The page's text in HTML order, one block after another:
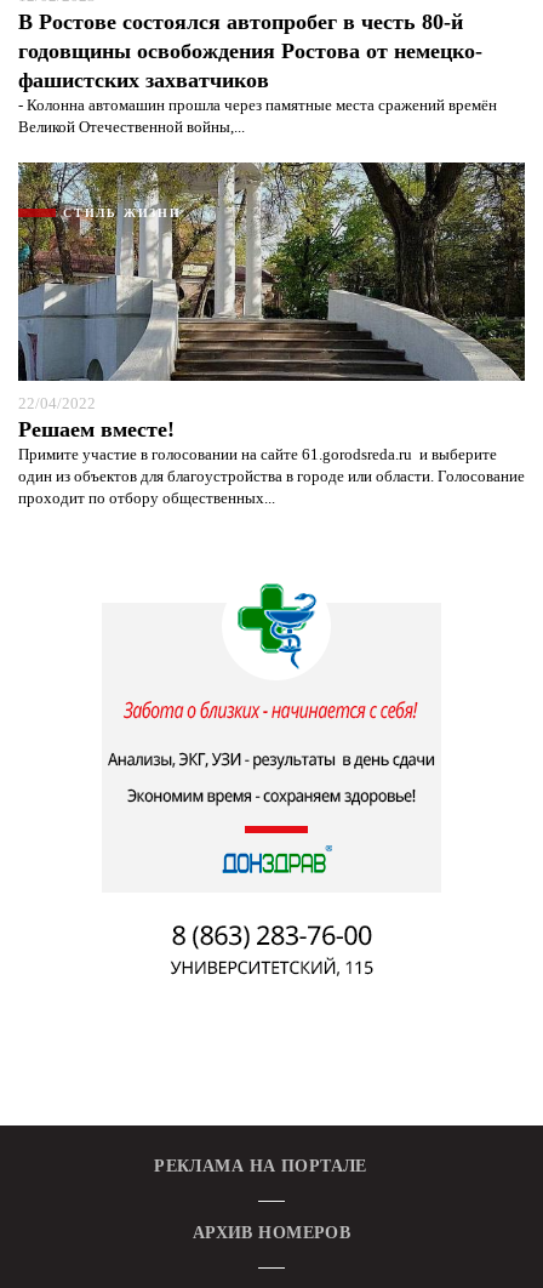
В Ростове состоялся автопробег в честь 80-й
годовщины освобождения Ростова от немецко-
фашистских захватчиков
- Колонна автомашин прошла через памятные места сражений времён
Великой Отечественной войны,...
СТИЛЬ ЖИЗНИ
22/04/2022
Решаем вместе!
Примите участие в голосовании на сайте 61.gorodsreda.ru и выберите
один из объектов для благоустройства в городе или области. Голосование
проходит по отбору общественных...
РЕКЛАМА НА ПОРТАЛЕ
АРХИВ НОМЕРОВ